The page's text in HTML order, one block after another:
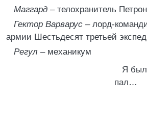
Маггард –телохранитель
Гектор Варварус –лорд-
армии Шестьдесят третьей
Регул –механикум
Я
пал…